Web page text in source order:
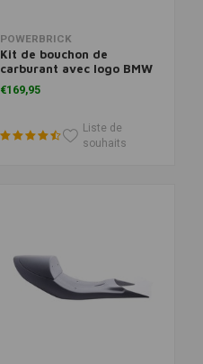
Ajouter au panier
POWERBRICK
Kit de bouchon de
carburant avec logo BMW
(couleur au choix)
€169,95
Liste de
souhaits